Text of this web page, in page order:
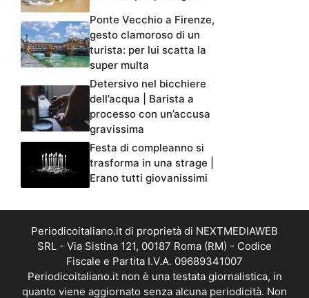
Ponte Vecchio a Firenze,
gesto clamoroso di un
turista: per lui scatta la
super multa
Detersivo nel bicchiere
dell’acqua | Barista a
processo con un’accusa
gravissima
Festa di compleanno si
trasforma in una strage |
Erano tutti giovanissimi
Periodicoitaliano.it di proprietà di NEXTMEDIAWEB
SRL - Via Sistina 121, 00187 Roma (RM) - Codice
Fiscale e Partita I.V.A. 09689341007
Periodicoitaliano.it non è una testata giornalistica, in
quanto viene aggiornato senza alcuna periodicità. Non